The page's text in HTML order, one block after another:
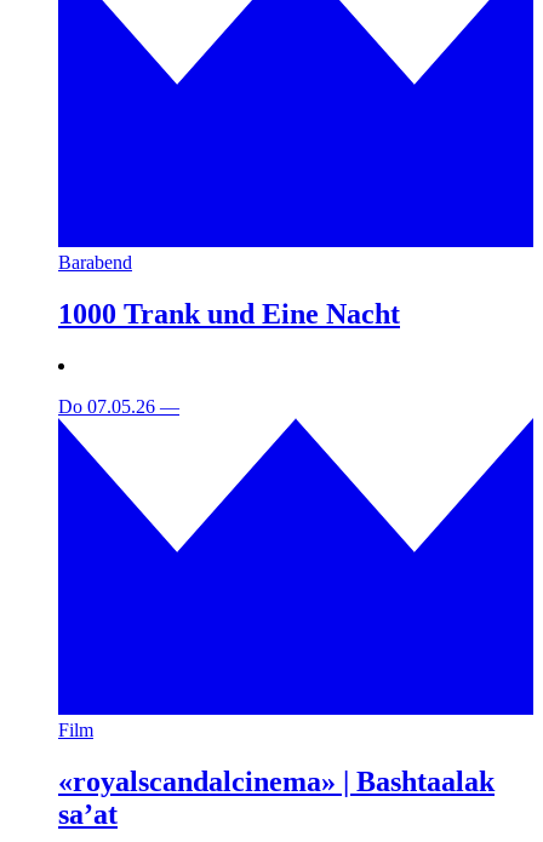
Barabend
1000 Trank und Eine Nacht
Do 07.05.26 —
Film
«royalscandalcinema» | Bashtaalak
sa’at